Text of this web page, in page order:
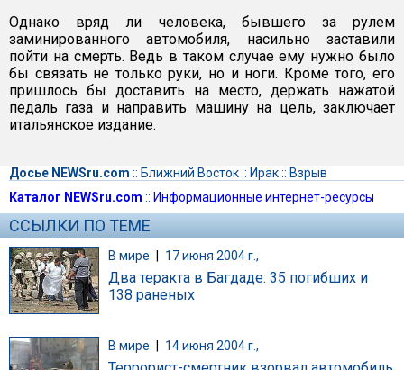
Однако вряд ли человека, бывшего за рулем
заминированного автомобиля, насильно заставили
пойти на смерть. Ведь в таком случае ему нужно было
бы связать не только руки, но и ноги. Кроме того, его
пришлось бы доставить на место, держать нажатой
педаль газа и направить машину на цель, заключает
итальянское издание.
Досье NEWSru.com :: Ближний Восток:: Ирак:: Взрыв
Каталог NEWSru.com :: Информационные интернет-ресурсы
ССЫЛКИ ПО ТЕМЕ
В мире | 17 июня 2004 г.,
Два теракта в Багдаде: 35 погибших и
138 раненых
В мире 14 июня 2004 г.,